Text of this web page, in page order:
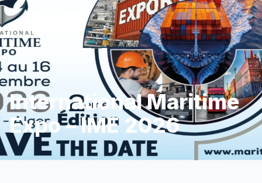
International Maritime
Expo – IME 2026